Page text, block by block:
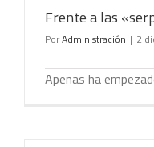
Frente a las
PorAdministración | 2
Apenas ha